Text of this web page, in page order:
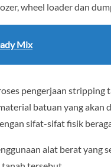
wheel loader dan
Mix
pengerjaan stripping
batuan yang akan
sifat-sifat fisik
alat berat yang